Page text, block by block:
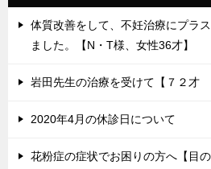
体質改善をして、不妊治療にプラ
ました。【N・T様、女性36才】
岩田先生の治療を受けて【７２才
2020年4月の休診日について
花粉症の症状でお困りの方へ【目